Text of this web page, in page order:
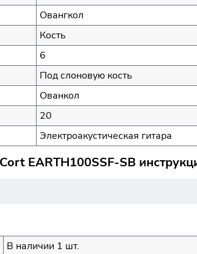
Овангкол
Кость
6
Под слоновую кость
Ованкол
20
Электроакустическая гитара
EARTH100SSF-SB
В наличии 1 шт.